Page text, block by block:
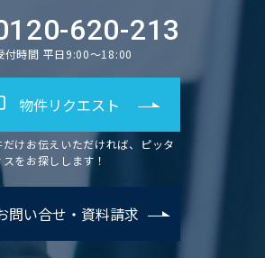
620-213
付時間 平日9:00～18:00
物件リクエスト
だけお伝えいただければ、ピッタ
をお探しします！
問い合せ・資料請求